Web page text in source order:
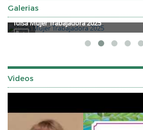
Galerias
Tulsa Mujer Trabajadora 2025
Videos